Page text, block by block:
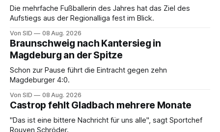
Die mehrfache Fußballerin des Jahres hat das Ziel des
Aufstiegs aus der Regionalliga fest im Blick.
Von SID 08 Aug. 2026
Braunschweig nach Kantersieg in
Magdeburg an der Spitze
Schon zur Pause führt die Eintracht gegen zehn
Magdeburger 4:0.
Von SID 08 Aug. 2026
Castrop fehlt Gladbach mehrere Monate
"Das ist eine bittere Nachricht für uns alle", sagt Sportchef
Rouven Schröder.